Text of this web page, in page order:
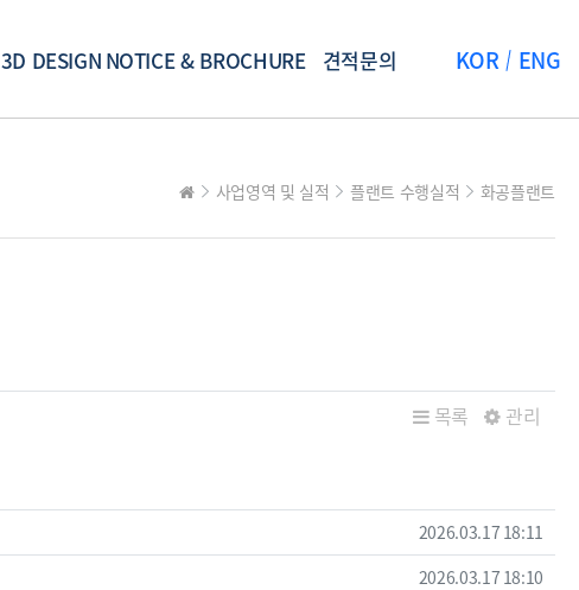
3D DESIGN NOTICE & BROCHURE 견적문의 KOR ENG
사업영역 및 실적 플랜트 수행실적 화공플랜트
목록 관리
작성일
2026.03.17 18:11
작성일
2026.03.17 18:10